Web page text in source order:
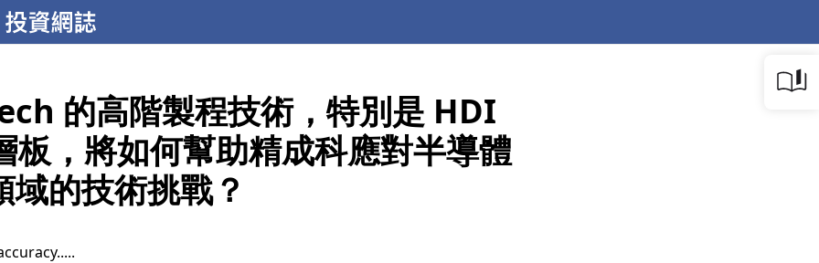
的高階製程技術，特別是 HDI
板，將如何幫助精成科應對半導體
域的技術挑戰？